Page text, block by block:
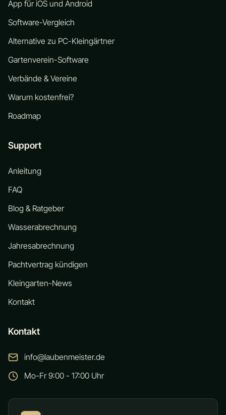
App für iOS und Android
Software-Vergleich
Alternative zu PC-Kleingärtner
Gartenverein-Software
Verbände & Vereine
Warum kostenfrei?
Roadmap
Support
Anleitung
FAQ
Blog & Ratgeber
Wasserabrechnung
Jahresabrechnung
Pachtvertrag kündigen
Kleingarten-News
Kontakt
Kontakt
info@laubenmeister.de
Mo-Fr 9:00 - 17:00 Uhr